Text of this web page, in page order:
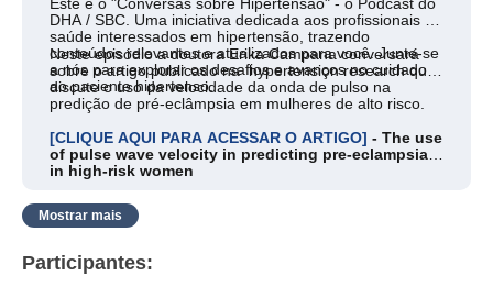
Este é o "Conversas sobre Hipertensão" - o Podcast do
DHA / SBC. Uma iniciativa dedicada aos profissionais de
saúde interessados em hipertensão, trazendo
conteúdos relevantes e atualizados para você. Junte-se
a nós para explorar os desafios e avanços no cuidado
ao paciente hipertenso.
Neste episódio a doutora Erika Campana conversará
sobre o artigo publicado na hypertension research que
discute o uso da velocidade da onda de pulso na
predição de pré-eclâmpsia em mulheres de alto risco.
[CLIQUE AQUI PARA ACESSAR O ARTIGO] - The use
of pulse wave velocity in predicting pre-eclampsia
in high-risk women
Mostrar mais
Participantes: